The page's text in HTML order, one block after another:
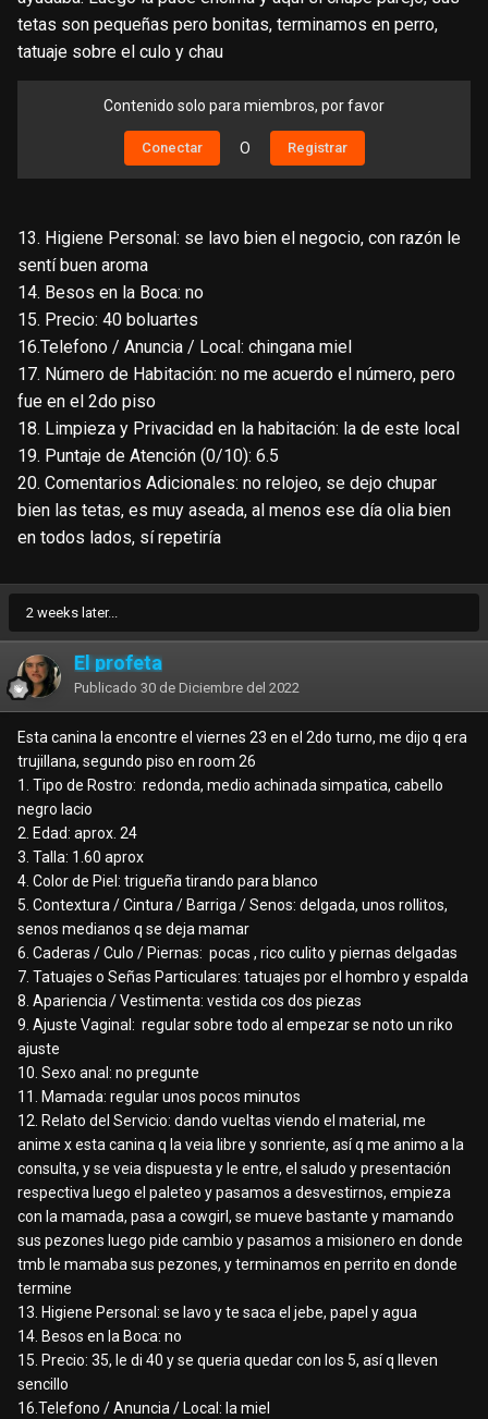
tetas son pequeñas pero bonitas, terminamos en perro,
tatuaje sobre el culo y chau
Contenido solo para miembros, por favor
Conectar O Registrar
13. Higiene Personal: se lavo bien el negocio, con razón le
sentí buen aroma
14. Besos en la Boca: no
15. Precio: 40 boluartes
16.Telefono / Anuncia / Local: chingana miel
17. Número de Habitación: no me acuerdo el número, pero
fue en el 2do piso
18. Limpieza y Privacidad en la habitación: la de este local
19. Puntaje de Atención (0/10): 6.5
20. Comentarios Adicionales: no relojeo, se dejo chupar
bien las tetas, es muy aseada, al menos ese día olia bien
en todos lados, sí repetiría
2 weeks later...
El profeta
Publicado 30 de Diciembre del 2022
Esta canina la encontre el viernes 23 en el 2do turno, me dijo q era
trujillana, segundo piso en room 26
1. Tipo de Rostro: redonda, medio achinada simpatica, cabello
negro lacio
2. Edad: aprox. 24
3. Talla: 1.60 aprox
4. Color de Piel: trigueña tirando para blanco
5. Contextura / Cintura / Barriga / Senos: delgada, unos rollitos,
senos medianos q se deja mamar
6. Caderas / Culo / Piernas: pocas , rico culito y piernas delgadas
7. Tatuajes o Señas Particulares: tatuajes por el hombro y espalda
8. Apariencia / Vestimenta: vestida cos dos piezas
9. Ajuste Vaginal: regular sobre todo al empezar se noto un riko
ajuste
10. Sexo anal: no pregunte
11. Mamada: regular unos pocos minutos
12. Relato del Servicio: dando vueltas viendo el material, me
anime x esta canina q la veia libre y sonriente, así q me animo a la
consulta, y se veia dispuesta y le entre, el saludo y presentación
respectiva luego el paleteo y pasamos a desvestirnos, empieza
con la mamada, pasa a cowgirl, se mueve bastante y mamando
sus pezones luego pide cambio y pasamos a misionero en donde
tmb le mamaba sus pezones, y terminamos en perrito en donde
termine
13. Higiene Personal: se lavo y te saca el jebe, papel y agua
14. Besos en la Boca: no
15. Precio: 35, le di 40 y se queria quedar con los 5, así q lleven
sencillo
16.Telefono / Anuncia / Local: la miel